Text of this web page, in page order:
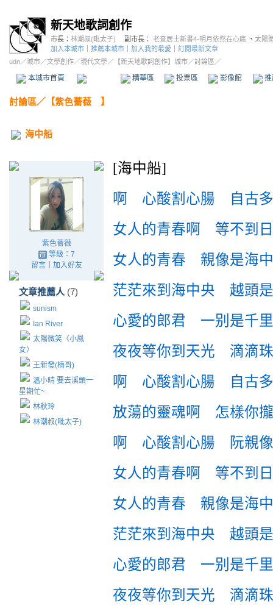
新天地歌詞創作
市長： 林潮叔(毗太子) 副市長： 老查居士新書4-明月依然在心底 、 太陽
加入本城市
推薦本城市 加入我的最愛
訂閱最新文章
udn／城市／文學創作／現代文學／ 【新天地歌詞創作】城市／討論區／
本城市首頁 精華區 投票區 影像館
討論區／ 【紫色薔薇 】
海中船
紫色薔薇
等級：7
留言｜ 加入好友
文章推薦人 (7)
sunism
Ian River
太陽微笑〈小鳳
女〉
王新發(楠哥)
溫小晴 要去溪頭一
星期忙~
林秋玲
林潮叔(毗太子)
[海中船]
啊 心酸割心腸 自古多
女人的青春啊 等不到
女人的青春 親像是海
茫茫來到海中央 越頭
心愛的郎君 一别是千
夜夜等你到天光 滴滴
啊 心酸割心腸 自古多
放蕩的靈魂啊 怎樣你
啊 心酸割心腸 阮親像
女人的青春啊 等不到
女人的青春 親像是海
茫茫來到海中央 越頭
心愛的郎君 一别是千
夜夜等你到天光 滴滴